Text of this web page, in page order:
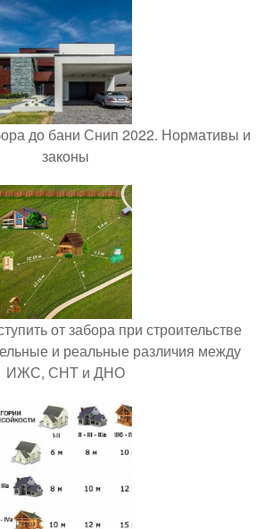
до бани Снип 2022. Нормативы и
законы
от забора при строительстве
и реальные различия между
ИЖС, СНТ и ДНО